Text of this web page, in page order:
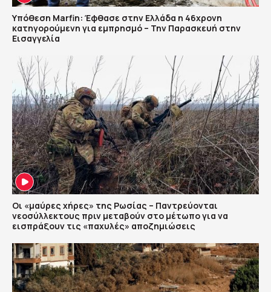
Υπόθεση Marfin: Έφθασε στην Ελλάδα η 46χρονη
κατηγορούμενη για εμπρησμό – Την Παρασκευή στην
Εισαγγελία
Οι «μαύρες χήρες» της Ρωσίας – Παντρεύονται
νεοσύλλεκτους πριν μεταβούν στο μέτωπο για να
εισπράξουν τις «παχυλές» αποζημιώσεις